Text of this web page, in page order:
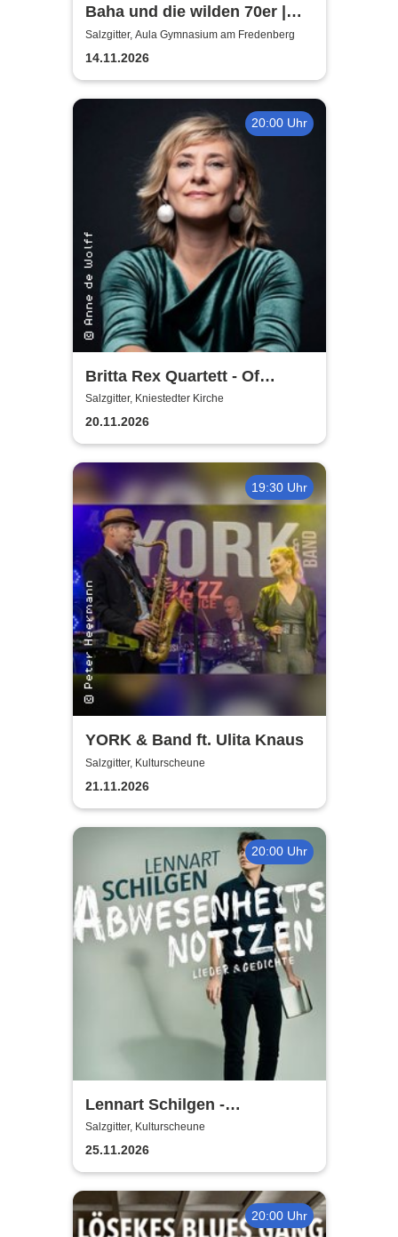
Baha und die wilden 70er |
Aula Gymnasium am
Fredenberg
Salzgitter, Aula Gymnasium am Fredenberg
14.11.2026
20:00 Uhr
Britta Rex Quartett - Of
Witches, Queens & Heroines
Salzgitter, Kniestedter Kirche
20.11.2026
19:30 Uhr
YORK & Band ft. Ulita Knaus
Salzgitter, Kulturscheune
21.11.2026
20:00 Uhr
Lennart Schilgen -
Abwesenheitsnotizen
Salzgitter, Kulturscheune
25.11.2026
20:00 Uhr